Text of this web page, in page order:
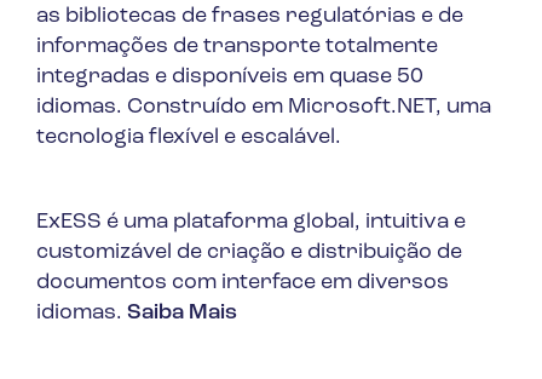
as bibliotecas de frases regulatórias e de
informações de transporte totalmente
integradas e disponíveis em quase 50
idiomas. Construído em Microsoft.NET, uma
tecnologia flexível e escalável.
ExESS é uma plataforma global, intuitiva e
customizável de criação e distribuição de
documentos com interface em diversos
idiomas. Saiba Mais